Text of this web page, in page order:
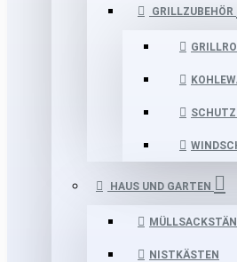
GRILLZUBEHÖR
HAUS UND GARTEN
NISTKÄSTEN